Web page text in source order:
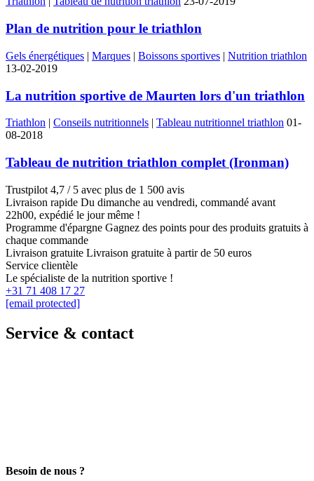
Plan de nutrition pour le triathlon
Gels énergétiques | Marques | Boissons sportives | Nutrition triathlon
13-02-2019
La nutrition sportive de Maurten lors d'un triathlon
Triathlon | Conseils nutritionnels | Tableau nutritionnel triathlon 01-
08-2018
Tableau de nutrition triathlon complet (Ironman)
Trustpilot 4,7 / 5 avec plus de 1 500 avis
Livraison rapide Du dimanche au vendredi, commandé avant
22h00, expédié le jour même !
Programme d'épargne Gagnez des points pour des produits gratuits à
chaque commande
Livraison gratuite Livraison gratuite à partir de 50 euros
Service clientèle
Le spécialiste de la nutrition sportive !
+31 71 408 17 27
[email protected]
Service & contact
Besoin de nous ?